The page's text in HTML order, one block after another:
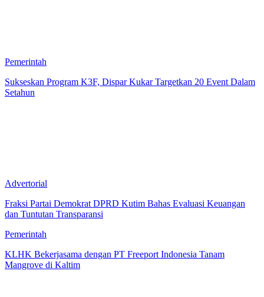
Pemerintah
Sukseskan Program K3F, Dispar Kukar Targetkan 20 Event Dalam
Setahun
Advertorial
Fraksi Partai Demokrat DPRD Kutim Bahas Evaluasi Keuangan
dan Tuntutan Transparansi
Pemerintah
KLHK Bekerjasama dengan PT Freeport Indonesia Tanam
Mangrove di Kaltim